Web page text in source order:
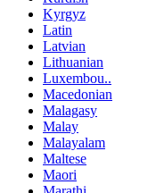
Kyrgyz
Latin
Latvian
Lithuanian
Luxembou..
Macedonian
Malagasy
Malay
Malayalam
Maltese
Maori